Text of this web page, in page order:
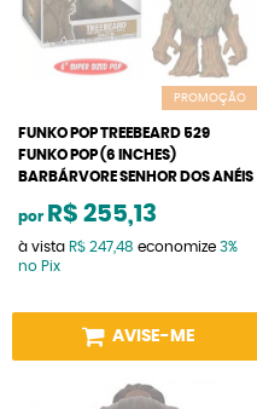
PROMOÇÃO
FUNKO POP TREEBEARD 529
FUNKO POP (6 INCHES)
BARBÁRVORE SENHOR DOS ANÉIS
por R$ 255,13
à vista R$ 247,48 economize 3%
no Pix
AVISE-ME